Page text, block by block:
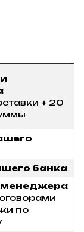
+ 20
банка
менеджера
по